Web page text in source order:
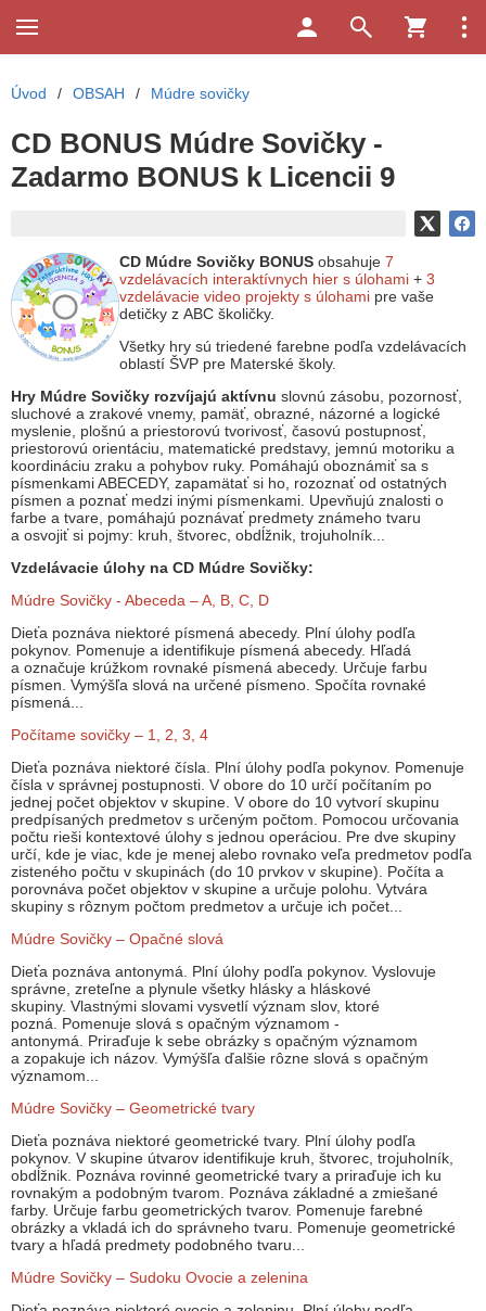
Úvod / OBSAH / Múdre sovičky
CD BONUS Múdre Sovičky -
Zadarmo BONUS k Licencii 9
CD Múdre Sovičky BONUS obsahuje 7
vzdelávacích interaktívnych hier s úlohami + 3
vzdelávacie video projekty s úlohami pre vaše
detičky z ABC školičky.
Všetky hry sú triedené farebne podľa vzdelávacích
oblastí ŠVP pre Materské školy.
Hry Múdre Sovičky rozvíjajú aktívnu slovnú zásobu, pozornosť,
sluchové a zrakové vnemy, pamäť, obrazné, názorné a logické
myslenie, plošnú a priestorovú tvorivosť, časovú postupnosť,
priestorovú orientáciu, matematické predstavy, jemnú motoriku a
koordináciu zraku a pohybov ruky. Pomáhajú oboznámiť sa s
písmenkami ABECEDY, zapamätať si ho, rozoznať od ostatných
písmen a poznať medzi inými písmenkami. Upevňujú znalosti o
farbe a tvare, pomáhajú poznávať predmety známeho tvaru
a osvojiť si pojmy: kruh, štvorec, obdĺžnik, trojuholník...
Vzdelávacie úlohy na CD Múdre Sovičky:
Múdre Sovičky - Abeceda – A, B, C, D
Dieťa poznáva niektoré písmená abecedy. Plní úlohy podľa
pokynov. Pomenuje a identifikuje písmená abecedy. Hľadá
a označuje krúžkom rovnaké písmená abecedy. Určuje farbu
písmen. Vymýšľa slová na určené písmeno. Spočíta rovnaké
písmená...
Počítame sovičky – 1, 2, 3, 4
Dieťa poznáva niektoré čísla. Plní úlohy podľa pokynov. Pomenuje
čísla v správnej postupnosti. V obore do 10 určí počítaním po
jednej počet objektov v skupine. V obore do 10 vytvorí skupinu
predpísaných predmetov s určeným počtom. Pomocou určovania
počtu rieši kontextové úlohy s jednou operáciou. Pre dve skupiny
určí, kde je viac, kde je menej alebo rovnako veľa predmetov podľa
zisteného počtu v skupinách (do 10 prvkov v skupine). Počíta a
porovnáva počet objektov v skupine a určuje polohu. Vytvára
skupiny s rôznym počtom predmetov a určuje ich počet...
Múdre Sovičky – Opačné slová
Dieťa poznáva antonymá. Plní úlohy podľa pokynov. Vyslovuje
správne, zreteľne a plynule všetky hlásky a hláskové
skupiny. Vlastnými slovami vysvetlí význam slov, ktoré
pozná. Pomenuje slová s opačným významom -
antonymá. Priraďuje k sebe obrázky s opačným významom
a zopakuje ich názov. Vymýšľa ďalšie rôzne slová s opačným
významom...
Múdre Sovičky – Geometrické tvary
Dieťa poznáva niektoré geometrické tvary. Plní úlohy podľa
pokynov. V skupine útvarov identifikuje kruh, štvorec, trojuholník,
obdĺžnik. Poznáva rovinné geometrické tvary a priraďuje ich ku
rovnakým a podobným tvarom. Poznáva základné a zmiešané
farby. Určuje farbu geometrických tvarov. Pomenuje farebné
obrázky a vkladá ich do správneho tvaru. Pomenuje geometrické
tvary a hľadá predmety podobného tvaru...
Múdre Sovičky – Sudoku Ovocie a zelenina